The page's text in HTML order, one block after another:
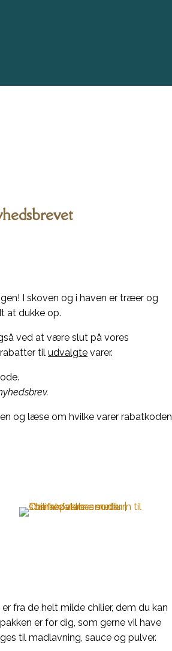
I skoven og i haven er træer og
at dukke op.
ved at være slut på vores
til udvalgte varer.
og læse om hvilke varer rabatkoden
fra de helt milde chilier, dem du kan
er for dig, som gerne vil have
til madlavning, sauce og pulver.